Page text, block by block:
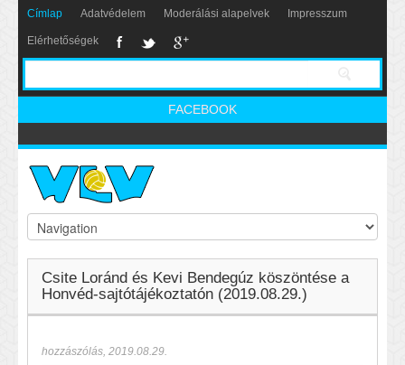
Címlap Adatvédelem Moderálási alapelvek Impresszum
Elérhetőségek
FACEBOOK
Csite Loránd és Kevi Bendegúz köszöntése a
Honvéd-sajtótájékoztatón (2019.08.29.)
hozzászólás, 2019.08.29.